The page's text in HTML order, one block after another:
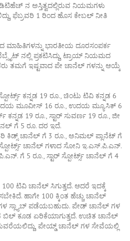
ನ ಅಸ್ತಿತ್ವದಲ್ಲಿರುವ ನಿಯಮಗಳು
ಫೆಬ್ರವರಿ 1 ರಿಂದ ಹೊಸ ಕೇಬಲ್ ನೀತಿ
ಭಾರತೀಯ ದೂರಸಂಪರ್ಕ
ನಲ್ಲಿ ಪ್ರಕಟಿಸಿದ್ದು, ಟ್ರಾಯ್ ನಿಯಮದ
ತಮಗೆ ಇಷ್ಟವಾದ ಪೇ ಚಾನೆಲ್ ಗಳನ್ನು ಆಯ್ಕೆ
ಕನ್ನಡ 19 ರೂ., ಚಿಂಟು ಟಿವಿ ಕನ್ನಡ 6
ಮೂವೀಸ್ 16 ರೂ., ಉದಯ ಮ್ಯೂಸಿಕ್ 6
19 ರೂ., ಸ್ಟಾರ್ ಸುವರ್ಣ 19 ರೂ., ಜೀ
ಗೆ 5 ರೂ. ದರ ಇದೆ.
ಕಿಡ್ಸ್ ಚಾನೆಲ್ ಗೆ 3 ರೂ., ಅನಿಮಲ್ ಪ್ಲಾನೆಟ್ ಗೆ
ಚಾನೆಲ್ ಗಳಾದ ಸೋನಿ ಇ.ಎಸ್.ಪಿ.ಎನ್.
ಗೆ 5 ರೂ., ಸ್ಟಾರ್ ಸ್ಪೋರ್ಟ್ಸ್ ಚಾನೆಲ್ ಗೆ 4
ಟಿವಿ ಚಾನೆಲ್ ಸಿಗುತ್ತದೆ. ಆದರೆ ಇದಕ್ಕೆ
ಹಾಗೇ 100 ಕ್ಕಿಂತ ಹೆಚ್ಚು ಚಾನೆಲ್
ಗಳ ಸ್ಲ್ಯಾಬ್ ಪಡೆಯಬಹುದು. ಪೇಡ್ ಚಾನೆಲ್ ಗಳ
ಬಿಲ್ ಕೂಡ ಏರಿಕೆಯಾಗುತ್ತದೆ. ಉಚಿತ ಚಾನೆಲ್
ಪೇಯ್ಡ್ ಚಾನೆಲ್ ಗಳ ಸೇವೆಯಲ್ಲಿ